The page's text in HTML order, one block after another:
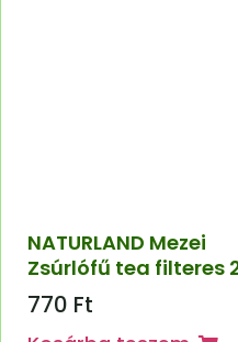
NATURLAND Mezei
Zsúrlófű tea filteres
770 Ft